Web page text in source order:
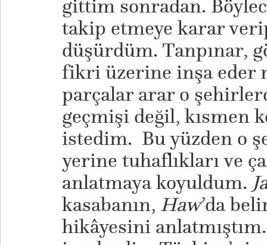
gittim sonradan.
takip etmeye karar
düşürdüm. Tanpınar,
fikri üzerine inşa eder
parçalar arar o
geçmişi değil, kısmen
istedim. Bu yüzden o
yerine tuhaflıkları ve
anlatmaya koyuldum.
kasabanın, Haw’da
hikâyesini